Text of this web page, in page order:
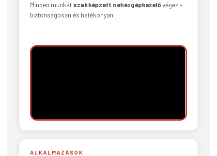
Minden munkát szakképzett nehézgépkezelővégez –
biztonságosan és hatékonyan.
ALKALMAZÁSOK